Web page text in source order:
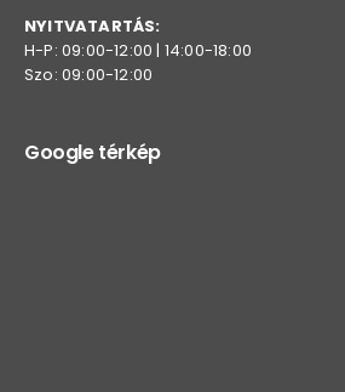
NYITVATARTÁS:
H-P: 09:00-12:00 | 14:00-18:00
Szo: 09:00-12:00
Google térkép